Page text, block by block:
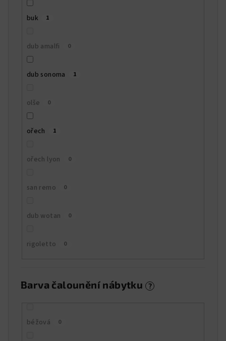
buk 1
dub amalfi 0
dub sonoma 1
olše 0
ořech 1
ořech lyon 0
san remo 0
dub wotan 0
rigoletto 0
Barva čalounění nábytku ?
béžová 0